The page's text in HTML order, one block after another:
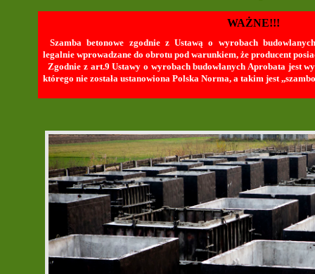
WAŻNE!!!
Szamba betonowe zgodnie z Ustawą o wyrobach
legalnie wprowadzane do obrotu pod warunkiem, że producent
Zgodnie z art.9 Ustawy o wyrobach budowlanych Aprobata jest
którego nie została ustanowiona Polska Norma, a takim jest